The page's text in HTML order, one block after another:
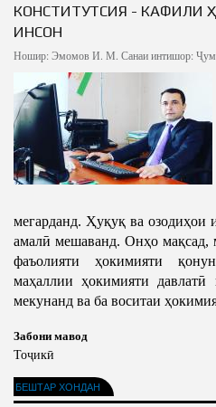
КОНСТИТУТСИЯ - КАФИЛИ
ИНСОН
Ношир: Эмомов И. М. Санаи интишор:
мегарданд. Ҳуқуқ ва озодиҳои
амалӣ мешаванд. Онҳо мақсад,
фаъолияти ҳокимияти
маҳаллии ҳокимияти давлатӣ
мекунанд ва ба воситаи
Забони мавод
Тоҷикӣ
БЕШТАР ХОНДАН